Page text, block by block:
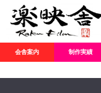
会舎案内 制作実績